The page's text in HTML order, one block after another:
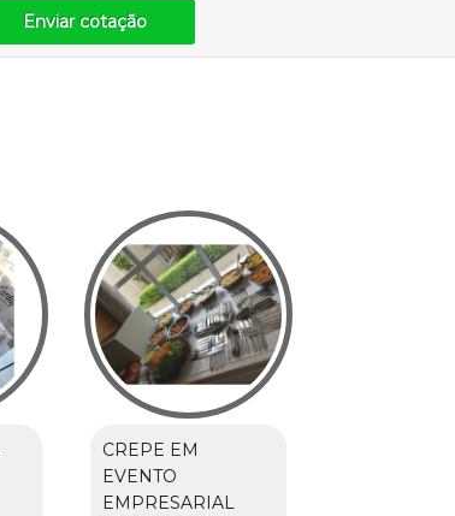
Enviar cotação
CREPE EM
EVENTO
EMPRESARIAL